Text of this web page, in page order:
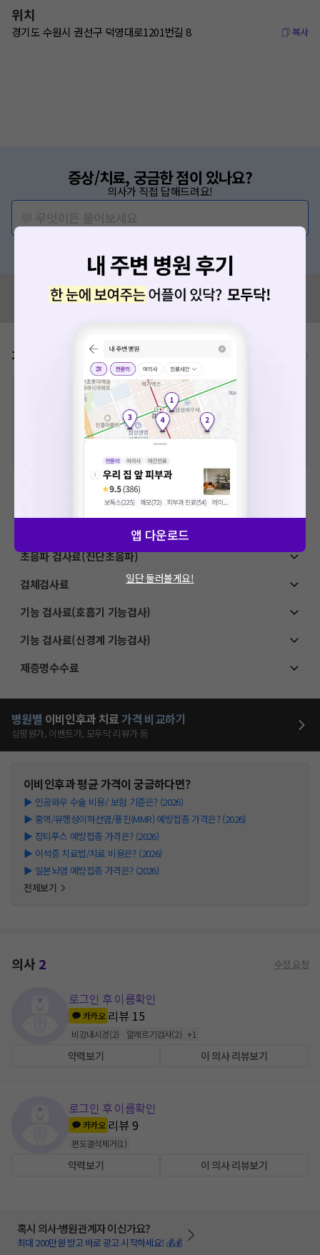
위치
경기도 수원시 권선구 덕영대로1201번길 8 복사
증상/치료, 궁금한 점이 있나요?
의사가 직접 답해드려요!
혹시 잘못된 병원정보가 있나요?
모두닥 팀에 알려주세요!
가격표 비급여/급여 진료란?
비급여 항목의 경우,추가비용 등으로 실제 가격과 상이할 수 있으니, 정확
한 가격은 해당 의료기관에 직접 문의해주세요.
급여 항목의 경우, 건강보험심사평가원에 고지되어 있는 급여 진료 기준 가
격입니다. (진료와 연관된 복합적인 비용이 추가되어, 병원마다 금액이 다르게
산정될 수 있는 점 참고 바랍니다.)
VAT 포함
초음파 검사료(진단초음파)
검체검사료
기능 검사료(호흡기 기능검사)
기능 검사료(신경계 기능검사)
제증명수수료
병원별 이비인후과 치료가격 비교하기
심평원가, 이벤트가, 모두닥 리뷰가 등
이비인후과평균 가격이 궁금하다면?
▶ 인공와우 수술 비용/ 보험 기준은? (2026)
▶ 홍역/유행성이하선염/풍진(MMR) 예방접종 가격은? (2026)
▶ 장티푸스 예방접종 가격은? (2026)
▶ 이석증 치료법/치료 비용은? (2026)
▶ 일본뇌염 예방접종 가격은? (2026)
전체보기
의사2 수정 요청
로그인 후 이름확인
카카오 리뷰 15
비강내시경(2) 알레르기검사(2) +1
약력보기 이 의사 리뷰보기
로그인 후 이름확인
카카오 리뷰9
편도결석제거(1 )
약력보기 이 의사 리뷰보기
혹시 의사·병원관계자 이신가요?
최대 200만원 받고 바로 광고 시작하세요! 💰💰
앱 다운로드
일단 둘러볼게요!